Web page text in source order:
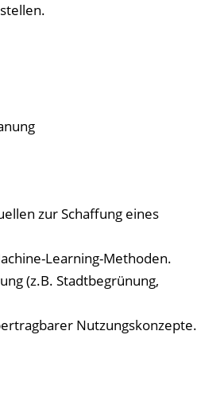
zur Schaffung eines
Learning-Methoden.
(z.B. Stadtbegrünung,
Nutzungskonzepte.